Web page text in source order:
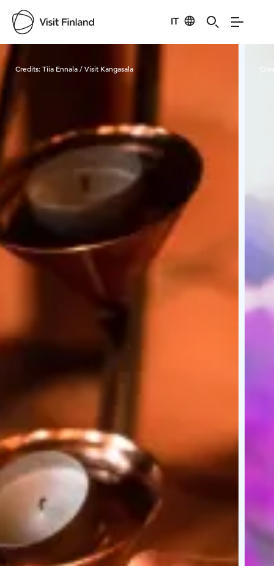
IT
Visit Finland
Credits:Tiia Ennala / Visit Kangasala